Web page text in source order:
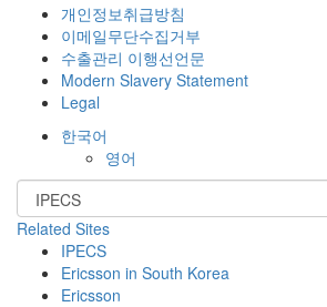
개인정보취급방침
이메일무단수집거부
수출관리 이행선언문
Modern Slavery Statement
Legal
한국어
영어
Related Sites
IPECS
Ericsson in South Korea
Ericsson